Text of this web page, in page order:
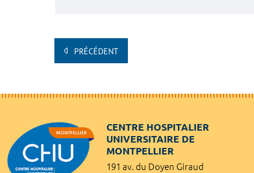
PRÉCÉDENT
CENTRE HOSPITALIER
UNIVERSITAIRE DE
MONTPELLIER
191 av. du Doyen Giraud